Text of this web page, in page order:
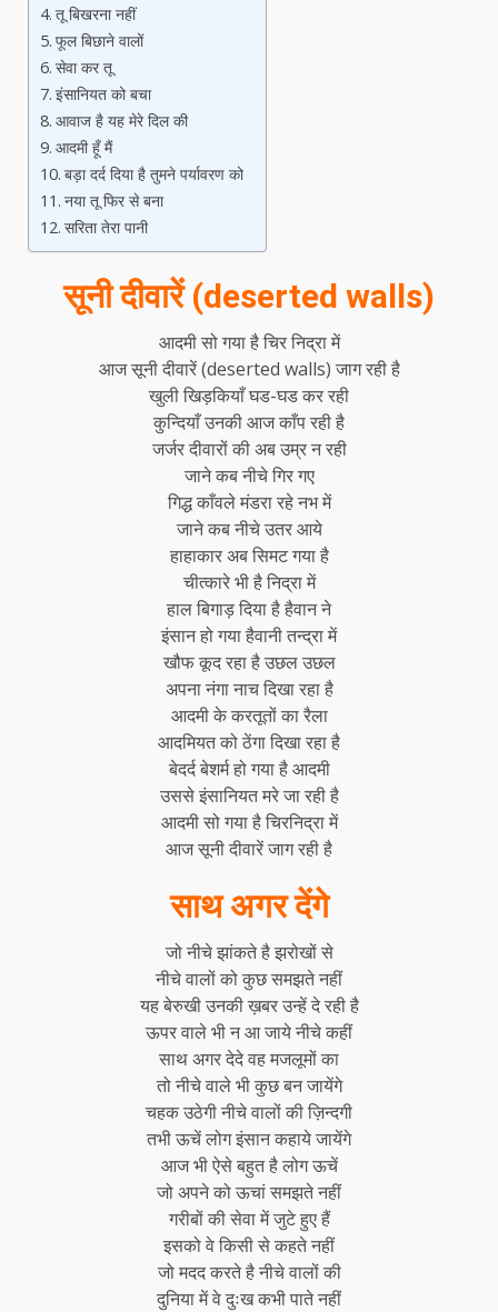
तू बिखरना नहीं
फूल बिछाने वालों
सेवा कर तू
इंसानियत को बचा
आवाज है यह मेरे दिल की
आदमी हूँ मैं
बड़ा दर्द दिया है तुमने पर्यावरण को
नया तू फिर से बना
सरिता तेरा पानी
सूनी दीवारें (deserted walls)
आदमी सो गया है चिर निद्रा में
आज सूनी दीवारें (deserted walls) जाग रही है
खुली खिड़कियाँ घड-घड कर रही
कुन्दियाँ उनकी आज काँप रही है
जर्जर दीवारों की अब उम्र न रही
जाने कब नीचे गिर गए
गिद्ध काँवले मंडरा रहे नभ में
जाने कब नीचे उतर आये
हाहाकार अब सिमट गया है
चीत्कारे भी है निद्रा में
हाल बिगाड़ दिया है हैवान ने
इंसान हो गया हैवानी तन्द्रा में
खौफ कूद रहा है उछल उछल
अपना नंगा नाच दिखा रहा है
आदमी के करतूतों का रैला
आदमियत को ठेंगा दिखा रहा है
बेदर्द बेशर्म हो गया है आदमी
उससे इंसानियत मरे जा रही है
आदमी सो गया है चिरनिद्रा में
आज सूनी दीवारें जाग रही है
साथ अगर देंगे
जो नीचे झांकते है झरोखों से
नीचे वालों को कुछ समझते नहीं
यह बेरुखी उनकी ख़बर उन्हें दे रही है
ऊपर वाले भी न आ जाये नीचे कहीं
साथ अगर देदे वह मजलूमों का
तो नीचे वाले भी कुछ बन जायेंगे
चहक उठेगी नीचे वालों की ज़िन्दगी
तभी ऊचें लोग इंसान कहाये जायेंगे
आज भी ऐसे बहुत है लोग ऊचें
जो अपने को ऊचां समझते नहीं
गरीबों की सेवा में जुटे हुए हैं
इसको वे किसी से कहते नहीं
जो मदद करते है नीचे वालों की
दुनिया में वे दुःख कभी पाते नहीं